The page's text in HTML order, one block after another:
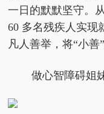
一日的默默坚守。
60 多名残疾人实现
凡人善举，将“小善
做心智障碍姐